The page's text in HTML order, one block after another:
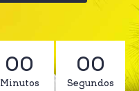
00
Minutos
00
Segundos